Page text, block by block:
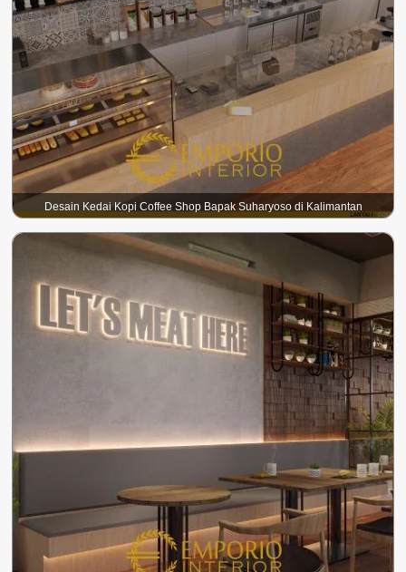
Desain Kedai Kopi Coffee Shop Bapak Suharyoso di Kalimantan